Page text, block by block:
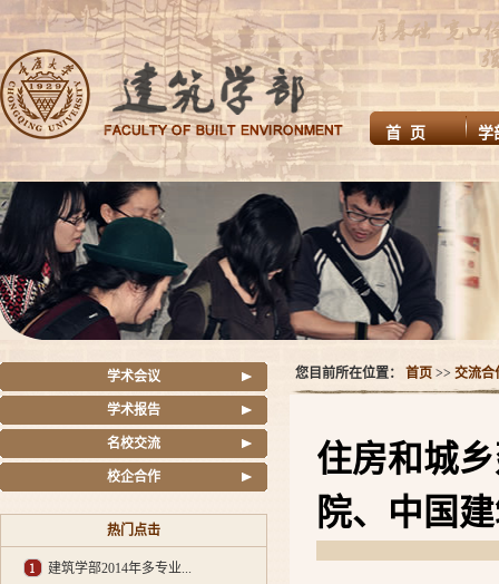
首 页 学
学术会议
学术报告
名校交流
校企合作
热门点击
建筑学部2014年多专业...
您目前所在位置： 首页 >> 交流合
住房和城
院、中国